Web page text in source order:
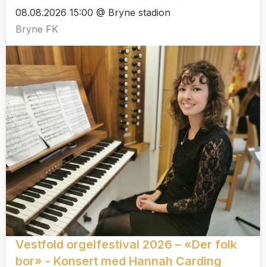
08.08.2026 15:00 @ Bryne stadion
Bryne FK
Vestfold orgelfestival 2026 – «Der folk
bor» - Konsert med Hannah Carding